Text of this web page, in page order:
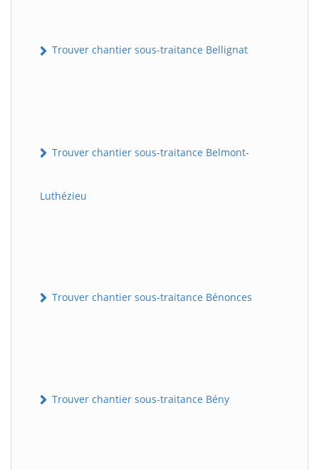
Trouver chantier sous-traitance Bellignat
Trouver chantier sous-traitance Belmont-
Luthézieu
Trouver chantier sous-traitance Bénonces
Trouver chantier sous-traitance Bény